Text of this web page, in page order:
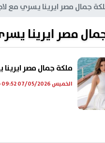
جمال مصر ايرينا يسري مع
مصر ايرينا
ملكة جمال مصر
الخميس 07/05/2026 09:52 ص